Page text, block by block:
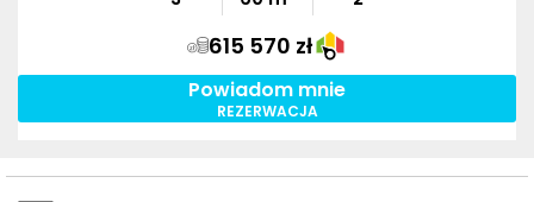
615 570 zł
Powiadom mnie
REZERWACJA